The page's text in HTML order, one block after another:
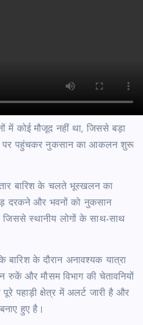
में कोई मौजूद नहीं था, जिससे बड़ा
पर पहुंचकर नुकसान का आकलन शुरू
बारिश के चलते भूस्खलन का
दरकने और भवनों को नुकसान
स्थानीय लोगों के साथ-साथ
के दौरान अनावश्यक यात्रा
रुकें और मौसम विभाग की चेतावनियों
पहाड़ी क्षेत्र में अलर्ट जारी है और
हुए है।